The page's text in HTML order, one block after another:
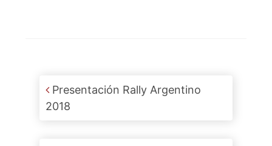
Post navigation
Presentación Rally Argentino
2018